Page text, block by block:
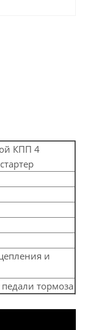
КПП 4
и
тормоза